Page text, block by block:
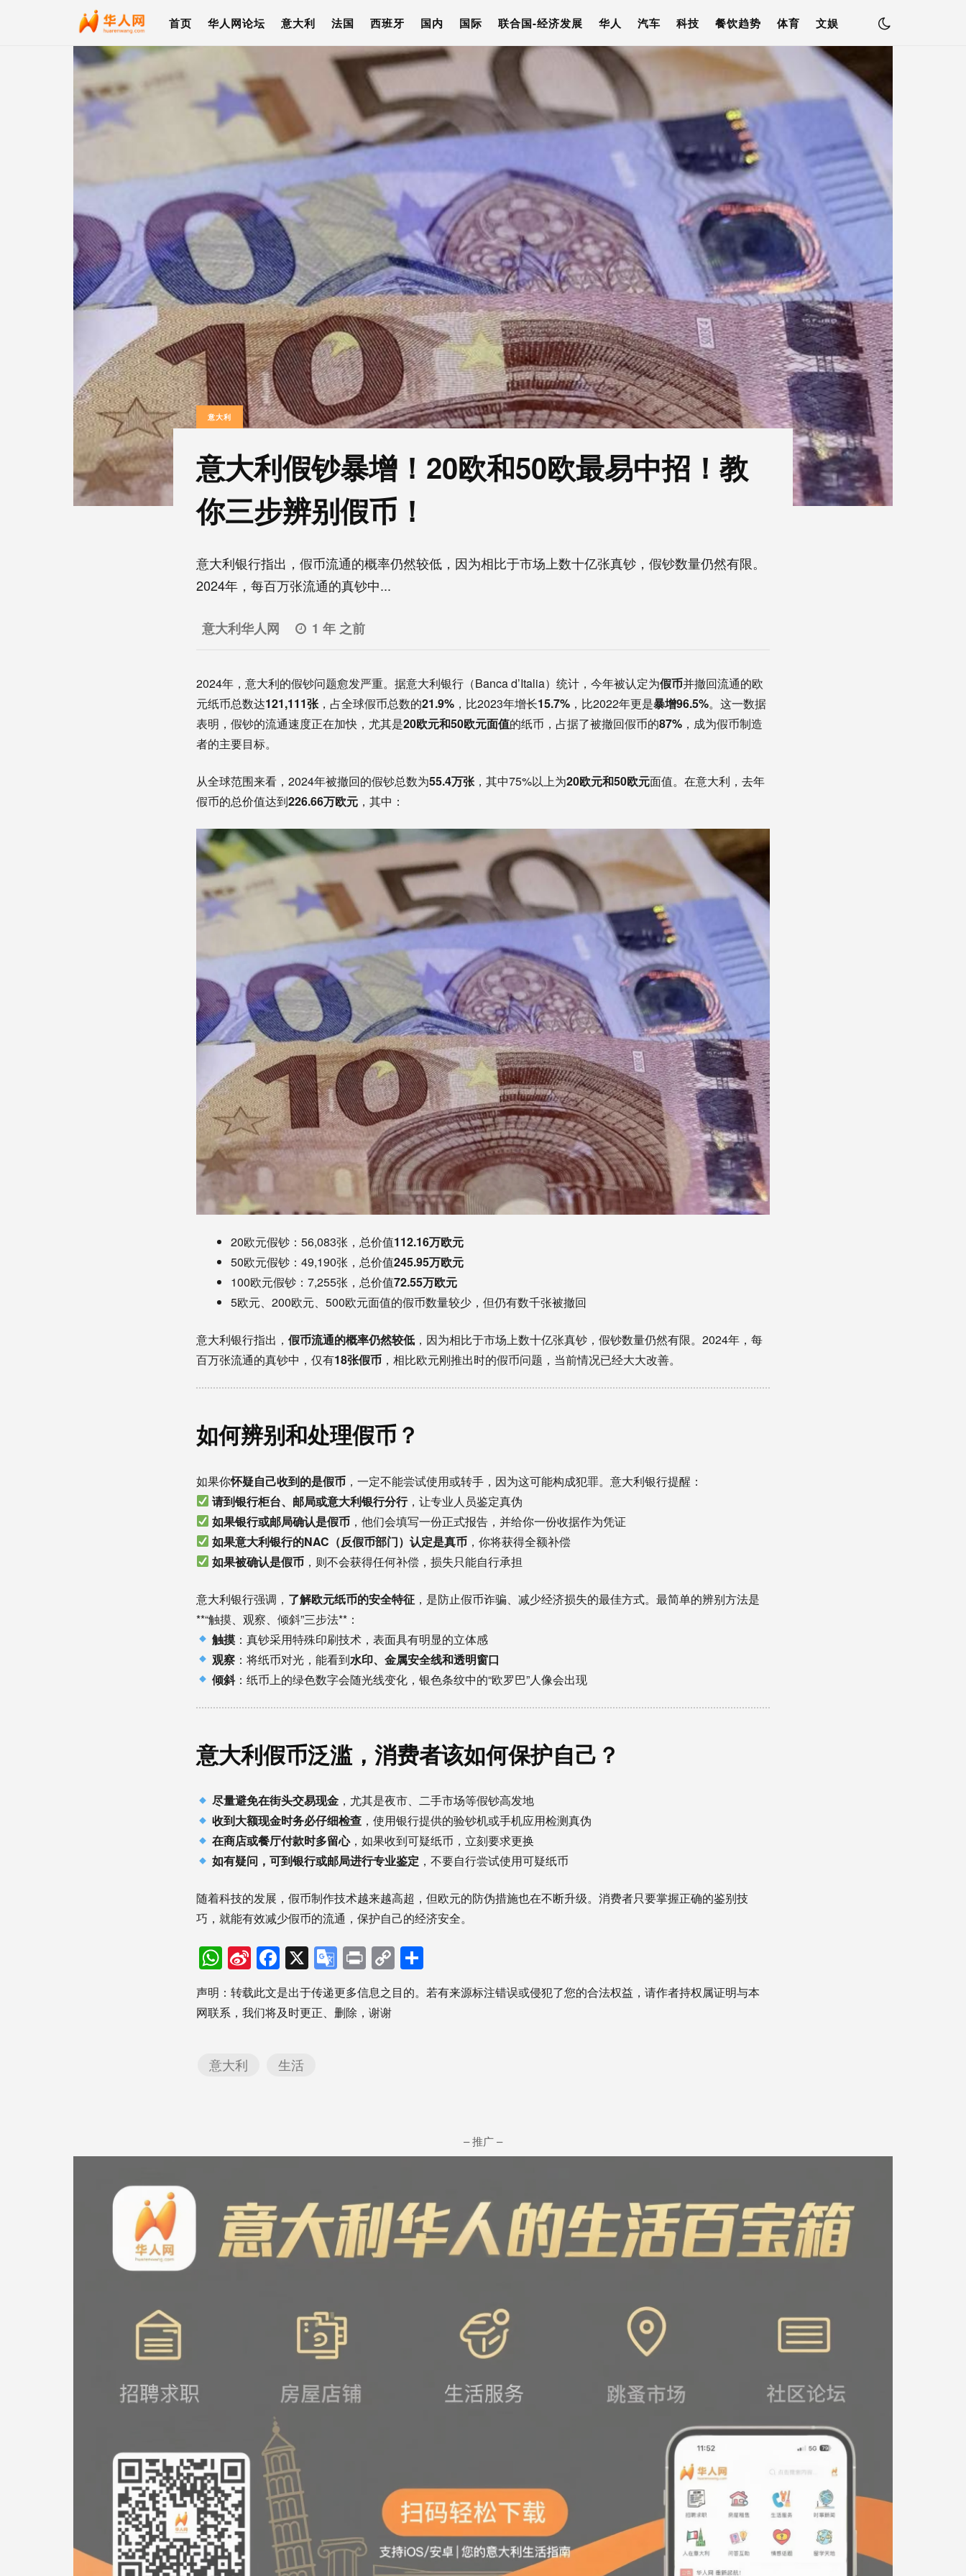
首页 华人网论坛 意大利 法国 西班牙 国内 国际 联合国-经济发展 华人 汽车 科技 餐饮趋势 体育 文娱
意大利
意大利假钞暴增！20欧和50欧最易中招！教
你三步辨别假币！
意大利银行指出，假币流通的概率仍然较低，因为相比于市场上数十亿张真钞，假钞数量仍然有限。
2024年，每百万张流通的真钞中...
意大利华人网 1 年 之前
2024年，意大利的假钞问题愈发严重。据意大利银行（Banca d’Italia）统计，今年被认定为假币并撤回流通的欧
元纸币总数达121,111张 ，占全球假币总数的21.9% ，比2023年增长15.7% ，比2022年更是暴增96.5%。这一数据
表明，假钞的流通速度正在加快，尤其是20欧元和50欧元面值的纸币，占据了被撤回假币的87% ，成为假币制造
者的主要目标。
从全球范围来看，2024年被撤回的假钞总数为55.4万张 ，其中75%以上为20欧元和50欧元面值。在意大利，去年
假币的总价值达到226.66万欧元 ，其中：
20欧元假钞：56,083张，总价值112.16万欧元
50欧元假钞：49,190张，总价值245.95万欧元
100欧元假钞：7,255张，总价值72.55万欧元
5欧元、200欧元、500欧元面值的假币数量较少，但仍有数千张被撤回
意大利银行指出， 假币流通的概率仍然较低 ，因为相比于市场上数十亿张真钞，假钞数量仍然有限。2024年，每
百万张流通的真钞中，仅有18张假币 ，相比欧元刚推出时的假币问题，当前情况已经大大改善。
如何辨别和处理假币？
如果你怀疑自己收到的是假币 ，一定不能尝试使用或转手，因为这可能构成犯罪。意大利银行提醒：
请到银行柜台、邮局或意大利银行分行，让专业人员鉴定真伪
如果银行或邮局确认是假币 ，他们会填写一份正式报告，并给你一份收据作为凭证
如果意大利银行的NAC（反假币部门）认定是真币 ，你将获得全额补偿
如果被确认是假币 ，则不会获得任何补偿，损失只能自行承担
意大利银行强调， 了解欧元纸币的安全特征 ，是防止假币诈骗、减少经济损失的最佳方式。最简单的辨别方法是
**“触摸、观察、倾斜”三步法**：
触摸 ：真钞采用特殊印刷技术，表面具有明显的立体感
观察 ：将纸币对光，能看到水印、金属安全线和透明窗口
倾斜：纸币上的绿色数字会随光线变化，银色条纹中的“欧罗巴”人像会出现
意大利假币泛滥，消费者该如何保护自己？
尽量避免在街头交易现金 ，尤其是夜市、二手市场等假钞高发地
收到大额现金时务必仔细检查 ，使用银行提供的验钞机或手机应用检测真伪
在商店或餐厅付款时多留心，如果收到可疑纸币，立刻要求更换
如有疑问，可到银行或邮局进行专业鉴定 ，不要自行尝试使用可疑纸币
随着科技的发展，假币制作技术越来越高超，但欧元的防伪措施也在不断升级。消费者只要掌握正确的鉴别技
巧，就能有效减少假币的流通，保护自己的经济安全。
WhatsApp
Sina
Weibo
Facebook
X Google
Translate
PrintCopy
Link享
声明：转载此文是出于传递更多信息之目的。若有来源标注错误或侵犯了您的合法权益，请作者持权属证明与本
网联系，我们将及时更正、删除，谢谢
意大利 生活
– 推广 –